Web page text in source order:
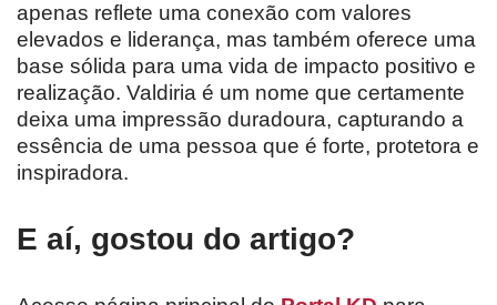
apenas reflete uma conexão com valores
elevados e liderança, mas também oferece uma
base sólida para uma vida de impacto positivo e
realização. Valdiria é um nome que certamente
deixa uma impressão duradoura, capturando a
essência de uma pessoa que é forte, protetora e
inspiradora.
E aí, gostou do artigo?